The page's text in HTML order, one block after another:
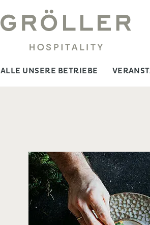
ALLE UNSERE BETRIEBE